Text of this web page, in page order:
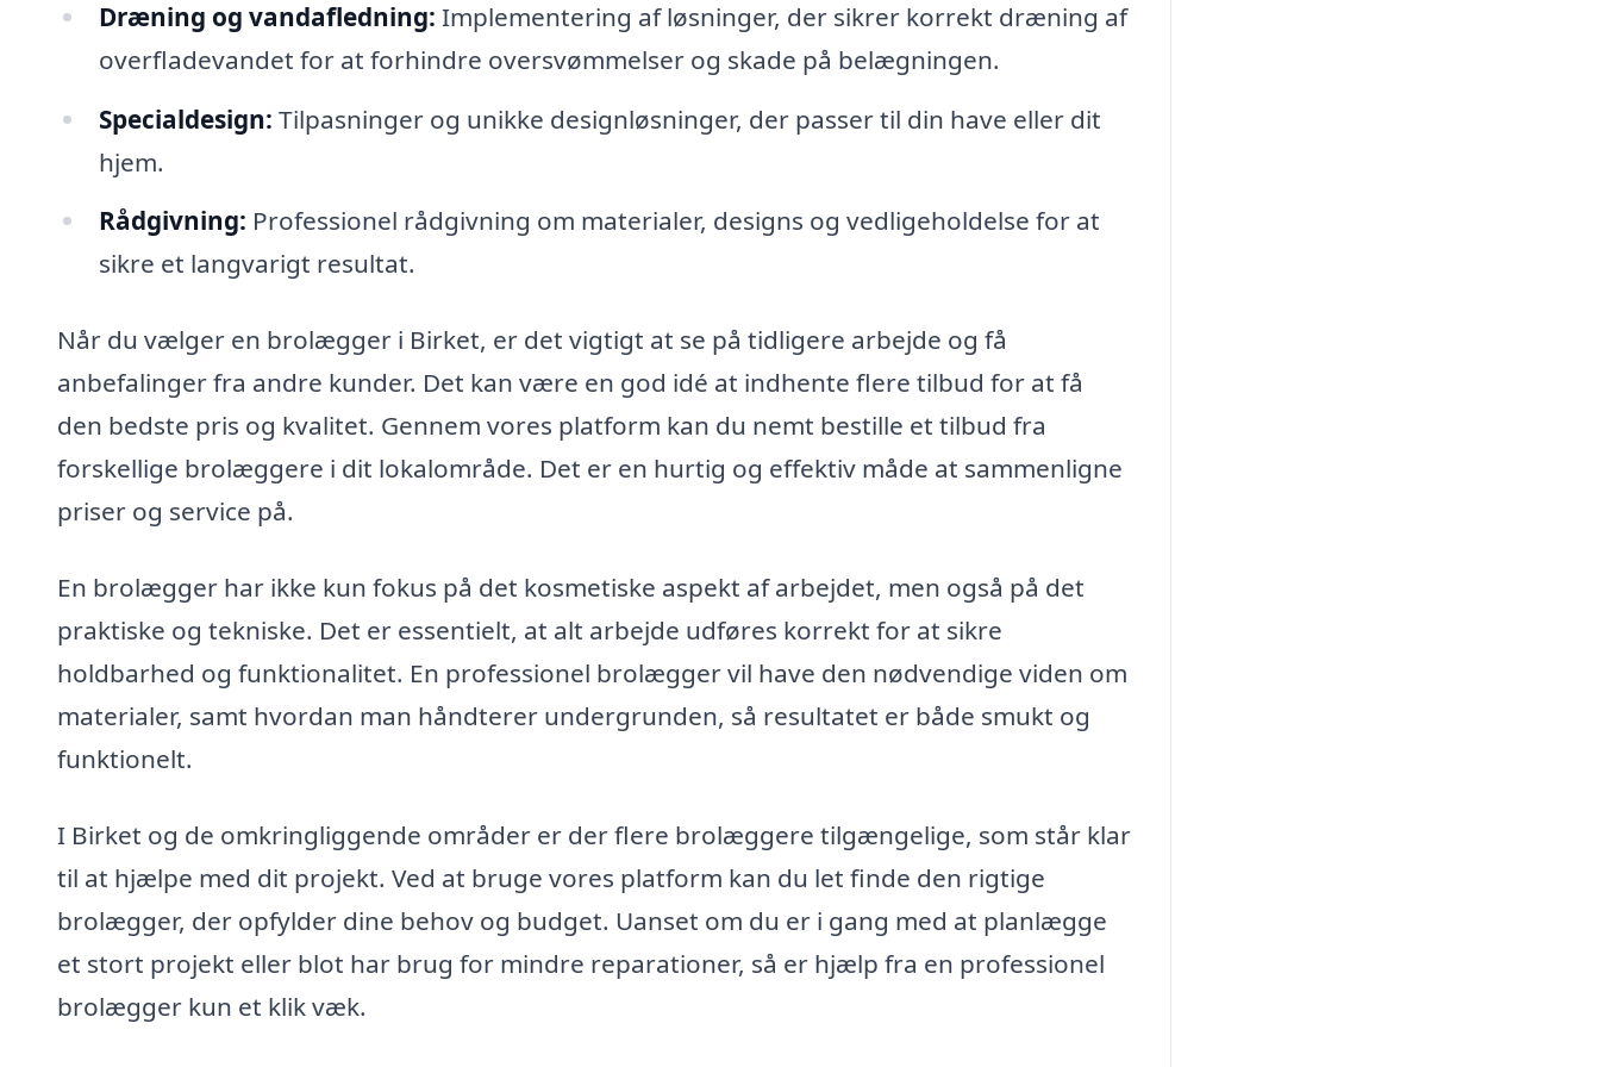
Dræning og vandafledning: Implementering af løsninger, der sikrer korrekt dræning af
overfladevandet for at forhindre oversvømmelser og skade på belægningen.
Specialdesign: Tilpasninger og unikke designløsninger, der passer til din have eller dit
hjem.
Rådgivning: Professionel rådgivning om materialer, designs og vedligeholdelse for at
sikre et langvarigt resultat.
Når du vælger en brolægger i Birket, er det vigtigt at se på tidligere arbejde og få
anbefalinger fra andre kunder. Det kan være en god idé at indhente flere tilbud for at få
den bedste pris og kvalitet. Gennem vores platform kan du nemt bestille et tilbud fra
forskellige brolæggere i dit lokalområde. Det er en hurtig og effektiv måde at sammenligne
priser og service på.
En brolægger har ikke kun fokus på det kosmetiske aspekt af arbejdet, men også på det
praktiske og tekniske. Det er essentielt, at alt arbejde udføres korrekt for at sikre
holdbarhed og funktionalitet. En professionel brolægger vil have den nødvendige viden om
materialer, samt hvordan man håndterer undergrunden, så resultatet er både smukt og
funktionelt.
I Birket og de omkringliggende områder er der flere brolæggere tilgængelige, som står klar
til at hjælpe med dit projekt. Ved at bruge vores platform kan du let finde den rigtige
brolægger, der opfylder dine behov og budget. Uanset om du er i gang med at planlægge
et stort projekt eller blot har brug for mindre reparationer, så er hjælp fra en professionel
brolægger kun et klik væk.